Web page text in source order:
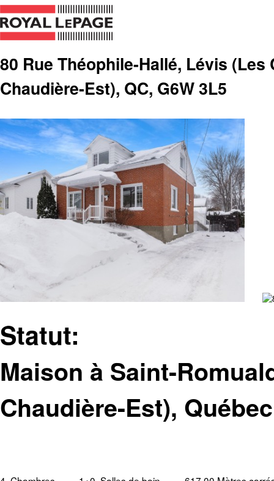
80 Rue Théophile-Hallé, Lévis (Les
Chaudière-Est), QC, G6W 3L5
Statut:
Maison à Saint-
Chaudière-Est), Québec